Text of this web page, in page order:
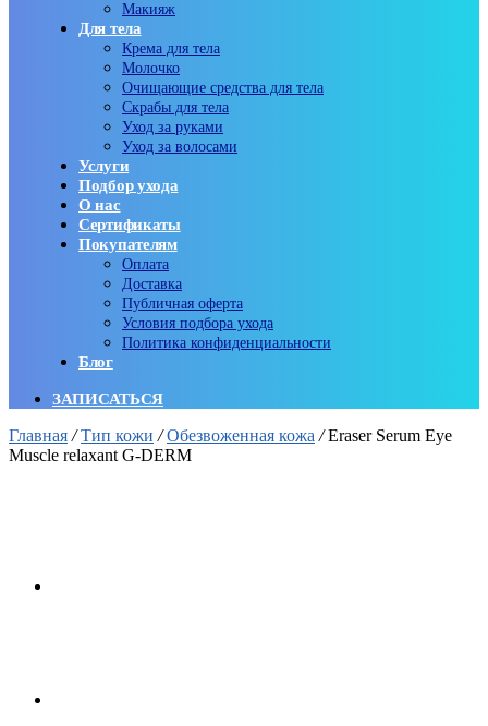
Макияж
Для тела
Крема для тела
Молочко
Очищающие средства для тела
Скрабы для тела
Уход за руками
Уход за волосами
Услуги
Подбор ухода
О нас
Сертификаты
Покупателям
Оплата
Доставка
Публичная оферта
Условия подбора ухода
Политика конфиденциальности
Блог
ЗАПИСАТЬСЯ
Главная / Тип кожи / Обезвоженная кожа /Eraser Serum Eye
Muscle relaxant G-DERM